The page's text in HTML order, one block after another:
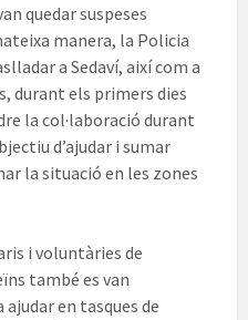
quedar suspeses
manera, la Policia
a Sedaví, així com a
durant els primers dies
la col·laboració durant
d’ajudar i sumar
la situació en les zones
i voluntàries de
també es van
ajudar en tasques de